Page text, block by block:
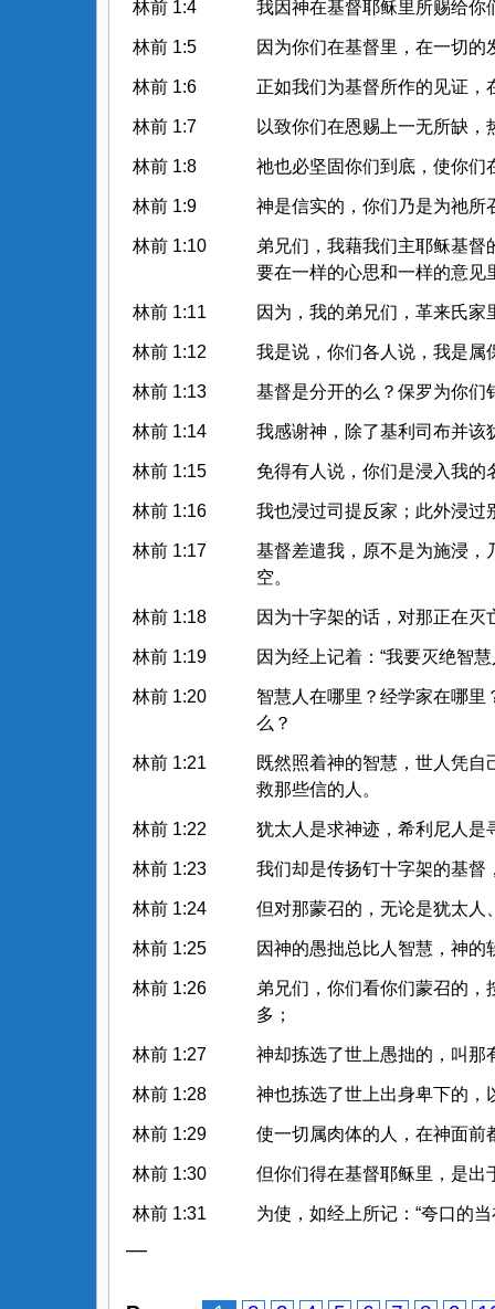
林前 1:4 我因神在基督耶稣里所赐给你
林前 1:5 因为你们在基督里，在一切
林前 1:6 正如我们为基督所作的见证，
林前 1:7 以致你们在恩赐上一无所缺
林前 1:8 祂也必坚固你们到底，使你们
林前 1:9 神是信实的，你们乃是为祂所
林前 1:10
弟兄们，我藉我们主耶稣基
要在一样的心思和一样的意见
林前 1:11 因为，我的弟兄们，革来氏
林前 1:12 我是说，你们各人说，我是属
林前 1:13 基督是分开的么？保罗为你们
林前 1:14 我感谢神，除了基利司布并该
林前 1:15 免得有人说，你们是浸入我的
林前 1:16 我也浸过司提反家；此外浸过
林前 1:17
基督差遣我，原不是为施浸，
空。
林前 1:18 因为十字架的话，对那正在
林前 1:19 因为经上记着：“我要灭绝智
林前 1:20
智慧人在哪里？经学家在哪
么？
林前 1:21
既然照着神的智慧，世人凭
救那些信的人。
林前 1:22 犹太人是求神迹，希利尼人是
林前 1:23 我们却是传扬钉十字架的基督
林前 1:24 但对那蒙召的，无论是犹太人
林前 1:25 因神的愚拙总比人智慧，神的
林前 1:26
弟兄们，你们看你们蒙召的
多；
林前 1:27 神却拣选了世上愚拙的，叫那
林前 1:28 神也拣选了世上出身卑下的，
林前 1:29 使一切属肉体的人，在神面前
林前 1:30 但你们得在基督耶稣里，是出
林前 1:31 为使，如经上所记：“夸口的
—